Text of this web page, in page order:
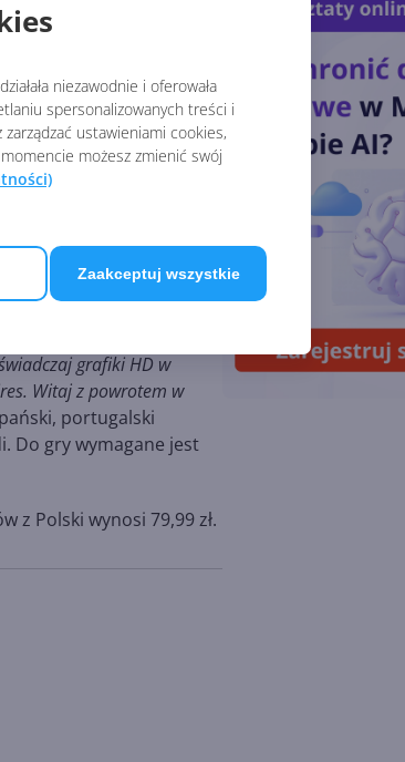
niezawodnie i oferowała
spersonalizowanych treści i
ustawieniami cookies,
możesz zmienić swój
Zaakceptuj wszystkie
Windows 10. Cała
grafiki HD w
Witaj z powrotem w
portugalski
Do gry wymagane jest
z Polski wynosi 79,99 zł.